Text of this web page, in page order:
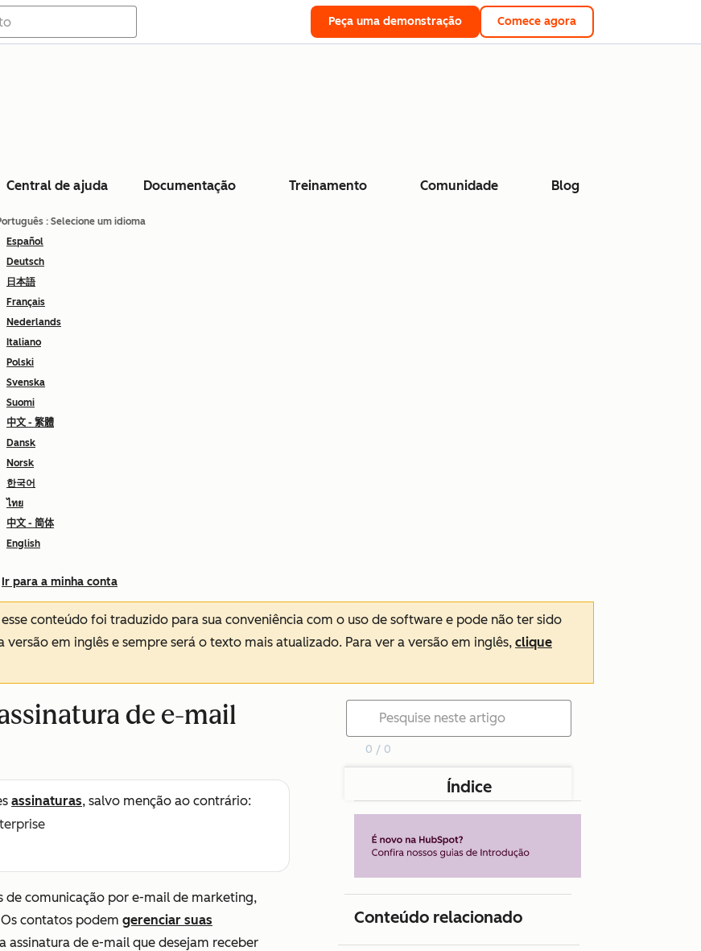
Peça uma demonstração Comece agora
Central de ajuda Documentação Treinamento Comunidade Blog
: Selecione um idioma
Español
Deutsch
日本語
Français
Nederlands
Italiano
Polski
Svenska
Suomi
中文 - 繁體
Dansk
Norsk
한국어
ไทย
中文 - 简体
English
Ir para a minha conta
esse conteúdo foi traduzido para sua conveniência com o uso de software e pode não ter sido
versão em inglês e sempre será o texto mais atualizado. Para ver a versão em inglês, clique
de e-mail
assinaturas, salvo menção ao contrário:
de comunicação por e-mail de marketing,
contatos podem gerenciar suas
assinatura de e-mail que desejam receber
0 / 0
Índice
Conteúdo relacionado